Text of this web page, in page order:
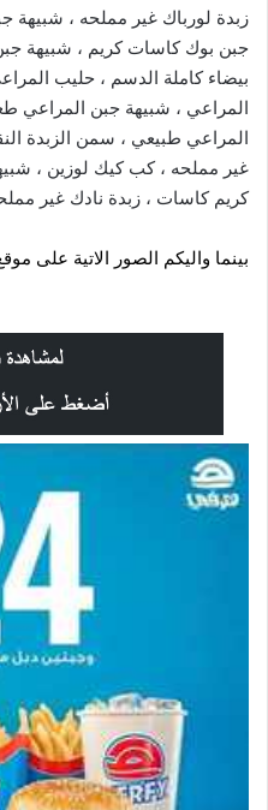
جبن بوك كاسات كريم ، شبيهة جبن
المراعي ، شبيهة جبن
غير مملحه ، كب كيك لوزين ،
كريم كاسات ، زبدة نادك غير
بينما واليكم الصور الاتية على